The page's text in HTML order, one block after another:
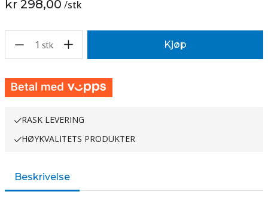
kr 298,00 /stk
1 stk Kjøp
RASK LEVERING
HØYKVALITETS PRODUKTER
Beskrivelse